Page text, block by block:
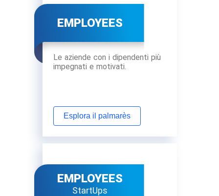
EMPLOYEES
Le aziende con i dipendenti più
impegnati e motivati.
Esplora il palmarès
EMPLOYEES
StartUps